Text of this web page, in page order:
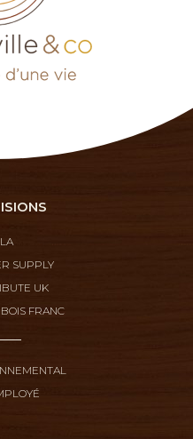
SUPPLY
UK
FRANC